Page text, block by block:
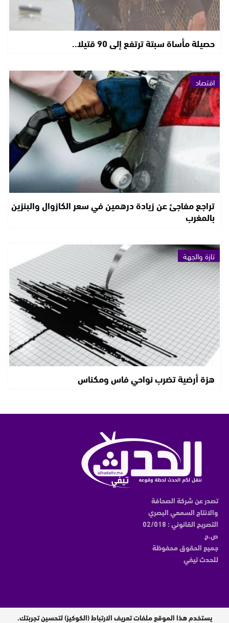
حصيلة مأساة سبتة ترتفع إلى 90 قتيلا..
اقتصاد
تراجع مفاجئ عن زيادة درهمين في سعر الكازوال والبنزين
بالمغرب
تازة والجهة
هزة أرضية تضرب نواحي فاس ومكناس
تصدر عن شركة الصحافة
والانتاج السمعي البصري
التصريح القانوني : 02/018
ص.ح
جميع الحقوق محفوظة
للحدث تيفي
يستخدم هذا الموقع ملفات تعريف الارتباط (الكوكيز) لتحسين تجربتك.